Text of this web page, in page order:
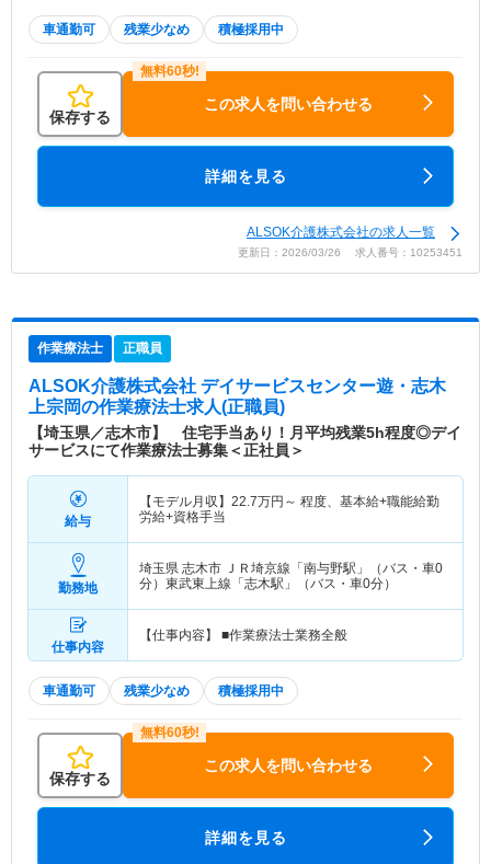
車通勤可 残業少なめ 積極採用中
保存する
この求人を問い合わせる
詳細を見る
ALSOK介護株式会社の求人一覧
更新日：2026/03/26 求人番号：10253451
作業療法士 正職員
ALSOK介護株式会社 デイサービスセンター遊・志木
上宗岡の作業療法士求人(正職員)
【埼玉県／志木市】 住宅手当あり！月平均残業5h程度◎デイ
サービスにて作業療法士募集＜正社員＞
給与
【モデル月収】 22.7万円～ 程度、基本給+職能給勤
労給+資格手当
勤務地
埼玉県 志木市 ＪＲ埼京線「南与野駅」（バス・車0
分）東武東上線「志木駅」（バス・車0分）
仕事内容
【仕事内容】 ■作業療法士業務全般
車通勤可 残業少なめ 積極採用中
保存する
この求人を問い合わせる
詳細を見る